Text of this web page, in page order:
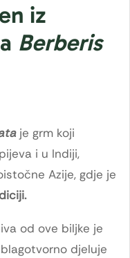
iz
Berberis
je grm koji
i u Indiji,
Azije, gdje je
od ove biljke je
djeluje